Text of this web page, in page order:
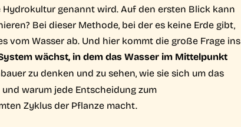
genannt wird. Auf den ersten Blick kann
Bei dieser Methode, bei der es keine Erde gibt,
Wasser ab. Und hier kommt die große Frage ins
wächst, in dem das Wasser im Mittelpunkt
zu denken und zu sehen, wie sie sich um das
warum jede Entscheidung zum
Zyklus der Pflanze macht.